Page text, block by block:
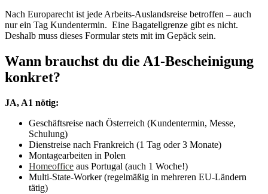
Nach Europarecht ist jede Arbeits-Auslandsreise betroffen – auch
nur ein Tag Kundentermin. Eine Bagatellgrenze gibt es nicht.
Deshalb muss dieses Formular stets mit im Gepäck sein.
Wann brauchst du die A1-Bescheinigung
konkret?
JA, A1 nötig:
Geschäftsreise nach Österreich (Kundentermin, Messe,
Schulung)
Dienstreise nach Frankreich (1 Tag oder 3 Monate)
Montagearbeiten in Polen
Homeoffice aus Portugal (auch 1 Woche!)
Multi-State-Worker (regelmäßig in mehreren EU-Ländern
tätig)